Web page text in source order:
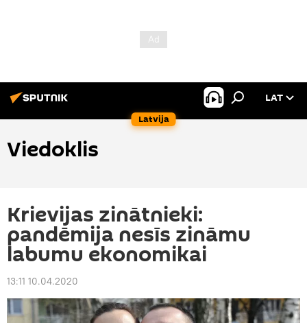
Latvija
LAT
Viedoklis
Krievijas zinātnieki:
pandēmija nesīs zināmu
labumu ekonomikai
13:11 10.04.2020